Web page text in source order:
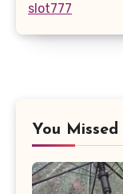
slot777
You Missed